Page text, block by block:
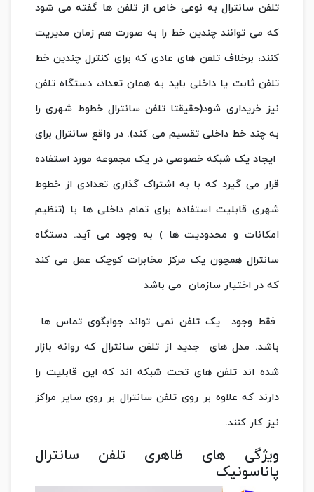
تلفن سانترال به نوعی خاص از تلفن ها گفته می شود
که می توانند چندین خط را به صورت هم زمان مدیریت
کنند، برخلاف تلفن های عادی که برای کنترل چندین خط
تلفن ثابت یا داخلی باید به همان تعداد، دستگاه تلفن
نیز خریداری شود(حقیقتا تلفن سانترال خطوط شهری را
به چند خط داخلی تقسیم می کند). در واقع سانترال برای
ایجاد یک شبکه خصوصی در یک مجموعه مورد استفاده
قرار می گیرد که با به اشتراک گذاری تعدادی از خطوط
شهری قابلیت استفاده برای تمام داخلی ها با (تنظیم
امکانات و محدودیت ها ) به وجود می آید. دستگاه
سانترال همچون یک مرکز مخابرات کوچک عمل می کند
که در اختیار سازمان می باشد
فقط وجود یک تلفن نمی تواند جوابگوی تماس ها
باشد. مدل های جدید از تلفن سانترال که روانه بازار
شده اند تلفن های تحت شبکه اند که این قابلیت را
دارند که علاوه بر روی تلفن سانترال بر روی سایر مراکز
نیز کار کنند.
ویژگی های ظاهری تلفن سانترال
پاناسونیک